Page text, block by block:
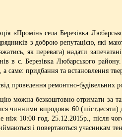
села Березівка
з доброю репутацією, які
як перевага) надати
в с. Березівка Любарського
саме: придбання та встановлення
проведення ремонтно-будівельних
безкоштовно отримати за
чинними впродовж 60 (шістдесяти)
ніж 10:00 год. 25.12.2015р., після
і повертаються учасникам